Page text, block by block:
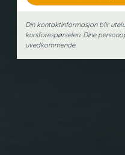
Din kontaktinformasjon blir
kursforespørselen. Dine
uvedkommende.